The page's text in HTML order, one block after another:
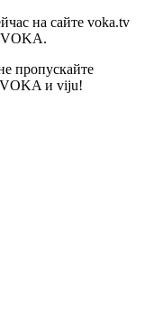
на сайте voka.tv
VOKA.
пропускайте
и viju!